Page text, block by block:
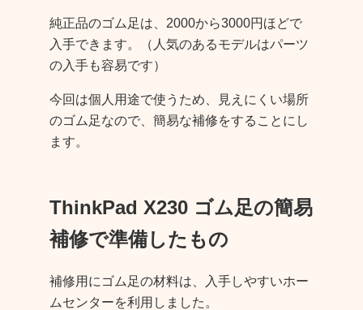
純正品のゴム足は、2000から3000円ほどで
入手できます。（人気のあるモデルはパーツ
の入手も容易です）
今回は個人用途で使うため、見えにくい場所
のゴム足なので、簡易な補修をすることにし
ます。
ThinkPad X230 ゴム足の簡易
補修で準備したもの
補修用にゴム足の材料は、入手しやすいホー
ムセンターを利用しました。